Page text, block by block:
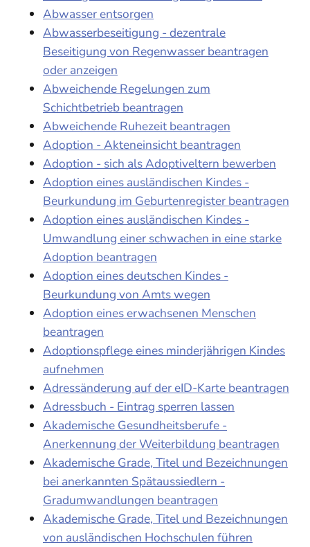
Abwasser entsorgen
Abwasserbeseitigung - dezentrale
Beseitigung von Regenwasser beantragen
oder anzeigen
Abweichende Regelungen zum
Schichtbetrieb beantragen
Abweichende Ruhezeit beantragen
Adoption - Akteneinsicht beantragen
Adoption - sich als Adoptiveltern bewerben
Adoption eines ausländischen Kindes -
Beurkundung im Geburtenregister beantragen
Adoption eines ausländischen Kindes -
Umwandlung einer schwachen in eine starke
Adoption beantragen
Adoption eines deutschen Kindes -
Beurkundung von Amts wegen
Adoption eines erwachsenen Menschen
beantragen
Adoptionspflege eines minderjährigen Kindes
aufnehmen
Adressänderung auf der eID-Karte beantragen
Adressbuch - Eintrag sperren lassen
Akademische Gesundheitsberufe -
Anerkennung der Weiterbildung beantragen
Akademische Grade, Titel und Bezeichnungen
bei anerkannten Spätaussiedlern -
Gradumwandlungen beantragen
Akademische Grade, Titel und Bezeichnungen
von ausländischen Hochschulen führen